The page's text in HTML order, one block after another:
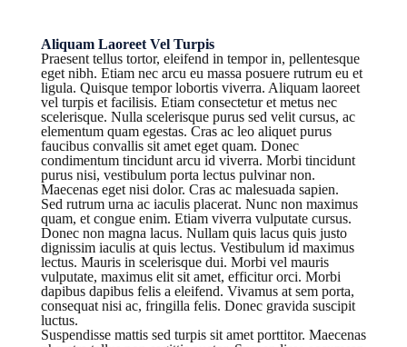
Aliquam Laoreet Vel Turpis
Praesent tellus tortor, eleifend in tempor in, pellentesque
eget nibh. Etiam nec arcu eu massa posuere rutrum eu et
ligula. Quisque tempor lobortis viverra. Aliquam laoreet
vel turpis et facilisis. Etiam consectetur et metus nec
scelerisque. Nulla scelerisque purus sed velit cursus, ac
elementum quam egestas. Cras ac leo aliquet purus
faucibus convallis sit amet eget quam. Donec
condimentum tincidunt arcu id viverra. Morbi tincidunt
purus nisi, vestibulum porta lectus pulvinar non.
Maecenas eget nisi dolor. Cras ac malesuada sapien.
Sed rutrum urna ac iaculis placerat. Nunc non maximus
quam, et congue enim. Etiam viverra vulputate cursus.
Donec non magna lacus. Nullam quis lacus quis justo
dignissim iaculis at quis lectus. Vestibulum id maximus
lectus. Mauris in scelerisque dui. Morbi vel mauris
vulputate, maximus elit sit amet, efficitur orci. Morbi
dapibus dapibus felis a eleifend. Vivamus at sem porta,
consequat nisi ac, fringilla felis. Donec gravida suscipit
luctus.
Suspendisse mattis sed turpis sit amet porttitor. Maecenas